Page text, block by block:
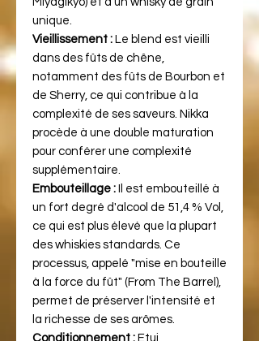
unique.
Vieillissement : Le blend est vieilli
dans des fûts de chêne,
notamment des fûts de Bourbon et
de Sherry, ce qui contribue à la
complexité de ses saveurs. Nikka
procède à une double maturation
pour conférer une complexité
supplémentaire.
Embouteillage : Il est embouteillé à
un fort degré d'alcool de 51,4 % Vol,
ce qui est plus élevé que la plupart
des whiskies standards. Ce
processus, appelé "mise en bouteille
à la force du fût" (From The Barrel),
permet de préserver l'intensité et
la richesse de ses arômes.
Conditionnement : Etui